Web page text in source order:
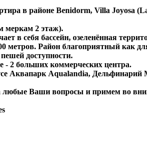
в районе Benidorm, Villa Joyosa
меркам 2 этаж).
в себя бассейн, озеленённая
метров. Район благоприятный как
доступности.
- 2 больших коммерческих центра.
Аквапарк Aqualandia, Дельфинарий
любые Ваши вопросы и примем во